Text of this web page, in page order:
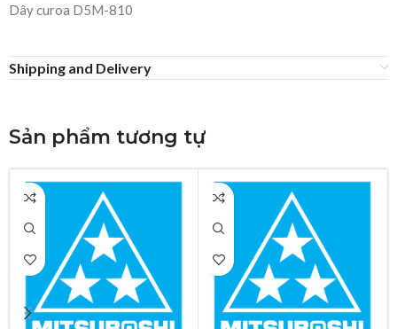
Dây curoa D5M-810
Shipping and Delivery
Sản phẩm tương tự